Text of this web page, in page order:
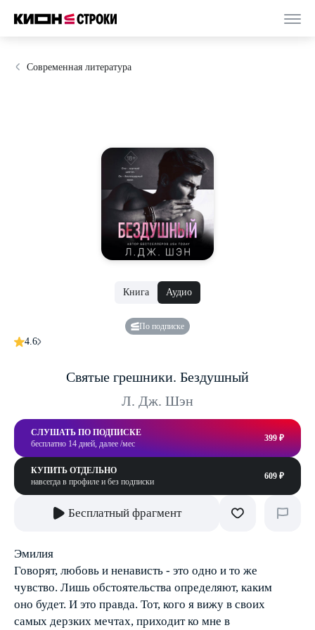
Современная литература
Книга Аудио
По подписке
4.6
Святые грешники. Бездушный
Л. Дж. Шэн
СЛУШАТЬ ПО ПОДПИСКЕ
бесплатно 14 дней, далее /мес
399 ₽
КУПИТЬ ОТДЕЛЬНО
навсегда в профиле и без подписки
609 ₽
Бесплатный фрагмент
Эмилия
Говорят, любовь и ненависть - это одно и то же
чувство. Лишь обстоятельства определяют, каким
оно будет. И это правда. Тот, кого я вижу в своих
самых дерзких мечтах, приходит ко мне в